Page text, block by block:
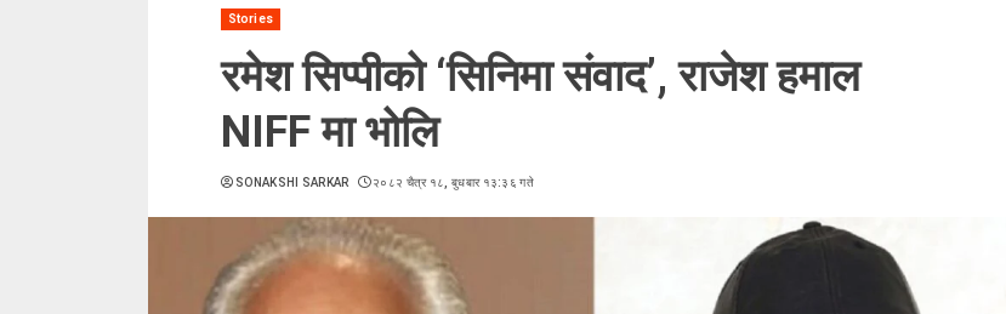
Stories
रमेश सिप्पीको ‘सिनिमा संवाद’, राजेश हमाल
NIFF मा भोलि
SONAKSHI SARKAR २०८२ चैत्र १८, बुधबार १३:३६ गते